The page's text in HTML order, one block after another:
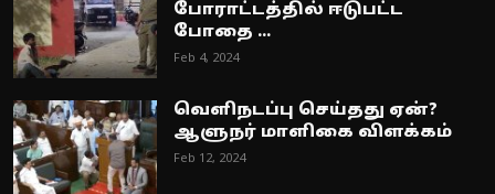
போராட்டத்தில் ஈடுபட்ட
போதை ...
Feb 4, 2024
வெளிநடப்பு செய்தது ஏன்?
ஆளுநர் மாளிகை விளக்கம்
Feb 12, 2024